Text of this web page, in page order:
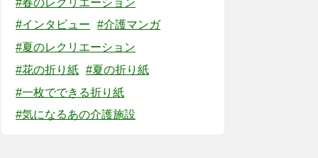
#インタビュー
#介護マンガ
#夏のレクリエーション
#花の折り紙 #夏の折り紙
#一枚でできる折り紙
#気になるあの介護施設